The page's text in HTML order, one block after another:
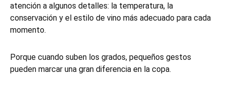
atención a algunos detalles: la temperatura, la
conservación y el estilo de vino más adecuado para cada
momento.
Porque cuando suben los grados, pequeños gestos
pueden marcar una gran diferencia en la copa.